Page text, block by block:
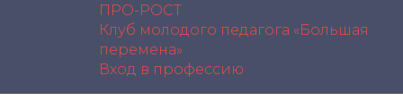
ПРО-РОСТ
Клуб молодого педагога «Большая
перемена»
Вход в профессию